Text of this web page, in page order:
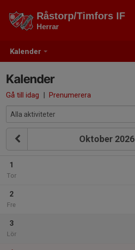
Kalender
Råstorp/Timfors IF
Herrar
Kalender
Gå till idag | Prenumerera
Oktober 2026
1
Tor
2
Fre
3
Lör